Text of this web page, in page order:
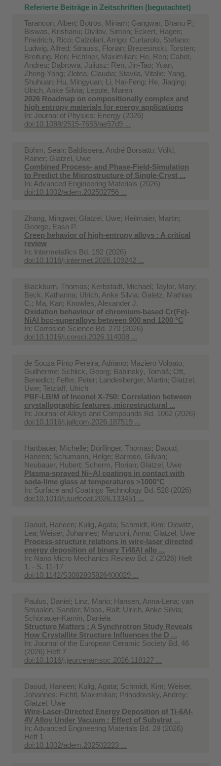
Referierte Beiträge in Zeitschriften (begutachtet)
Tarancon, Albert; Botros, Miriam; Gangwar, Bhanu P.;
Biswas, Krishanu; Divilov, Simon; Eckert, Hagen;
Friedrich, Rico; Calzolari, Arrigo; Curtarolo, Stefano;
Ludwig, Alfred; Strauss, Florian; Brezesinski, Torsten;
Breitung, Ben; Fichtner, Maximilian; He, Ren; Cabot,
Andreu; Dąbrowa, Juliusz; Ren, Jin-Tao; Yuan,
Zhong-Yong; Zlotea, Claudia; Stavila, Vitalie; Yang,
Shuhuan; Hu, Mingyuan; Li, Hai-Feng; He, Jiaqing;
Ulrich, Anke Silvia; Lepple, Maren
2026 Roadmap on compositionally complex and
high entropy materials for energy applications
In: Journal of Physics: Energy (2026)
doi:10.1088/2515-7655/ae57d9 ...
Böhm, Sean; Baldissera, André Borsatto; Völkl,
Rainer; Glatzel, Uwe
Combined Process- and Phase-Field-Simulation
to Predict the Microstructure of Single-Cryst ...
In: Advanced Engineering Materials (2026)
doi:10.1002/adem.202502756 ...
Zhang, Mingwei; Glatzel, Uwe; Heilmaier, Martin;
George, Easo P.
Creep behavior of high-entropy alloys : A critical
review
In: Intermetallics Bd. 192 (2026)
doi:10.1016/j.intermet.2026.109242 ...
Blackburn, Thomas; Kerbstadt, Michael; Taylor, Mary;
Beck, Katharina; Ulrich, Anke Silvia; Galetz, Mathias
C.; Ma, Kan; Knowles, Alexander J.
Oxidation behaviour of chromium-based Cr(Fe)-
NiAl bcc-superalloys between 900 and 1200 °C
In: Corrosion Science Bd. 270 (2026)
doi:10.1016/j.corsci.2026.114008 ...
de Souza Pinto Pereira, Adriano; Maziero Volpato,
Guilherme; Schlick, Georg; Babinský, Tomáš; Ott,
Benedict; Felfer, Peter; Landesberger, Martin; Glatzel,
Uwe; Tetzlaff, Ulrich
PBF-LB/M of Inconel X-750: Correlation between
crystallographic features, microstructural ...
In: Journal of Alloys and Compounds Bd. 1062 (2026)
doi:10.1016/j.jallcom.2026.187519 ...
Hartbauer, Michelle; Dörflinger, Thomas; Daoud,
Haneen; Schumann, Helge; Barroso, Gilvan;
Neubauer, Hubert; Scherm, Florian; Glatzel, Uwe
Plasma-sprayed Ni–Al coatings in contact with
soda-lime glass at temperatures >1000°C
In: Surface and Coatings Technology Bd. 528 (2026)
doi:10.1016/j.surfcoat.2026.133451 ...
Daoud, Haneen; Kulig, Agata; Schmidt, Kim; Diewitz,
Lea; Weiser, Johannes; Manzoni, Anna; Glatzel, Uwe
Process-structure relations in wire-laser directed
energy deposition of binary Ti48Al allo ...
In: Nano Micro Mechanics Review Bd. 2 (2026) Heft
1. - S. 11-17
doi:10.1142/S3082805826400029 ...
Paulus, Daniel; Linz, Mario; Hansen, Anna-Lena; van
Smaalen, Sander; Moos, Ralf; Ulrich, Anke Silvia;
Schönauer-Kamin, Daniela
Structure Matters : A Synchrotron Study Reveals
How Crystallite Structure Influences the D ...
In: Journal of the European Ceramic Society Bd. 46
(2026) Heft 7
doi:10.1016/j.jeurceramsoc.2026.118127 ...
Daoud, Haneen; Kulig, Agata; Schmidt, Kim; Weiser,
Johannes; Fichtl, Maximilian; Prihodovsky, Andrey;
Glatzel, Uwe
Wire-Laser-Directed Energy Deposition of Ti-6Al-
4V Alloy Under Vacuum : Effect of Substrat ...
In: Advanced Engineering Materials Bd. 28 (2026)
Heft 1
doi:10.1002/adem.202502223 ...